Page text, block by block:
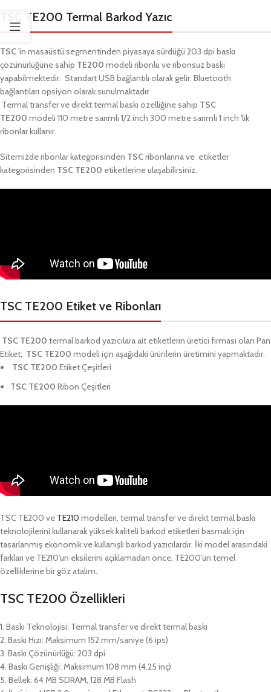
TSC TE200 Termal Barkod Yazıc
TSC'in masaüstü segmentinden piyasaya sürdüğü 203 dpi baskı
çözünürlüğüne sahip TE200 modeli ribonlu ve ribonsuz baskı
yapabilmektedir. Standart USB bağlantılı olarak gelir. Bluetooth
bağlantıları opsiyon olarak sunulmaktadır
Termal transfer ve direkt termal baskı özelliğine sahip TSC
TE200 modeli 110 metre sarımlı 1/2 inch 300 metre sarımlı 1 inch 'lik
ribonlar kullanır.
Sitemizde ribonlar kategorisinden TSCribonlarına ve etiketler
kategorisinden TSC TE200 etiketlerine ulaşabilirsiniz.
TSC TE200 Etiket ve Ribonları
TSC TE200 termal barkod yazıcılara ait etiketlerin üretici firması olan Pan
Etiket; TSC TE200 modeli için aşağıdaki ürünlerin üretimini yapmaktadır.
TSC TE200 Etiket Çeşitleri
TSC TE200 Ribon Çeşitleri
TSC TE200 ve TE210 modelleri, termal transfer ve direkt termal baskı
teknolojilerini kullanarak yüksek kaliteli barkod etiketleri basmak için
tasarlanmış ekonomik ve kullanışlı barkod yazıcılardır. İki model arasındaki
farkları ve TE210’un eksilerini açıklamadan önce, TE200’ün temel
özelliklerine bir göz atalım.
TSC TE200 Özellikleri
1. Baskı Teknolojisi: Termal transfer ve direkt termal baskı
2. Baskı Hızı: Maksimum 152 mm/saniye (6 ips)
3. Baskı Çözünürlüğü: 203 dpi
4. Baskı Genişliği: Maksimum 108 mm (4.25 inç)
5. Bellek: 64 MB SDRAM, 128 MB Flash